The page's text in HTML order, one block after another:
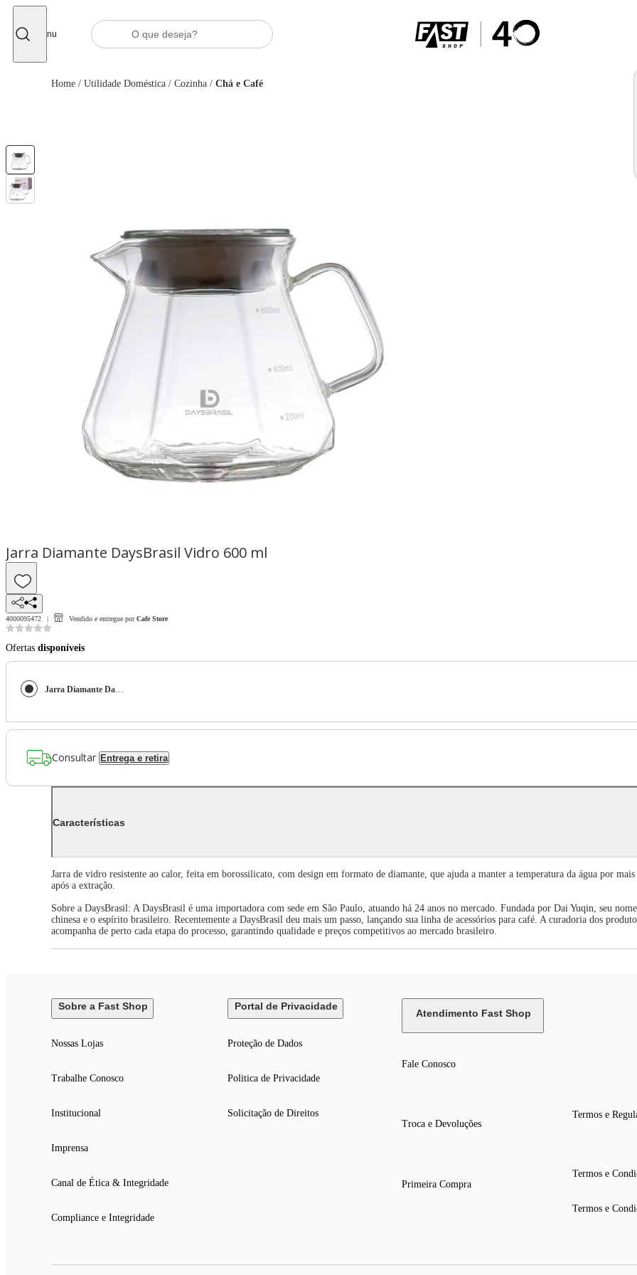
Menu
Home / Utilidade Doméstica / Cozinha / Chá e Café
Jarra Diamante DaysBrasil Vidro 600 ml
4000095472 Vendido e entregue por Cafe Store
Ofertas disponíveis
Jarra Diamante DaysBrasil Vidro 600 ml
Consultar Entrega e retira
Características
Jarra de vidro resistente ao calor, feita em borossilicato, com design em formato de diamante, que ajuda a manter a temperatura da água por
após a extração.
Sobre a DaysBrasil: A DaysBrasil é uma importadora com sede em São Paulo, atuando há 24 anos no mercado. Fundada por Dai Yuqin, seu
chinesa e o espírito brasileiro. Recentemente a DaysBrasil deu mais um passo, lançando sua linha de acessórios para café. A curadoria dos
acompanha de perto cada etapa do processo, garantindo qualidade e preços competitivos ao mercado brasileiro.
Sobre a Fast Shop
Nossas Lojas
Trabalhe Conosco
Institucional
Imprensa
Canal de Ética & Integridade
Compliance e Integridade
Portal de Privacidade
Proteção de Dados
Politica de Privacidade
Solicitação de Direitos
Atendimento Fast Shop
Fale Conosco
Troca e Devoluções
Primeira Compra
Termos e
Termos e
Termos e